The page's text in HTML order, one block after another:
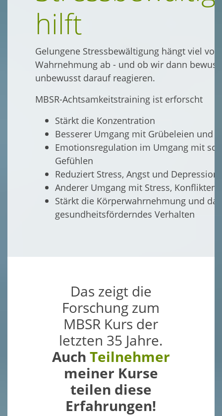
hilft
Gelungene Stressbewältigung hängt viel
Wahrnehmung ab - und ob wir dann
unbewusst darauf reagieren.
MBSR-Achtsamkeitstraining ist erforscht
Stärkt die Konzentration
Besserer Umgang mit Grübeleien und
Emotionsregulation im Umgang mit
Gefühlen
Reduziert Stress, Angst und Depression
Anderer Umgang mit Stress, Konflikten
Stärkt die Körperwahrnehmung und
gesundheitsförderndes Verhalten
Das zeigt die
Forschung zum
MBSR Kurs der
letzten 35 Jahre.
Auch Teilnehmer
meiner Kurse
teilen diese
Erfahrungen!